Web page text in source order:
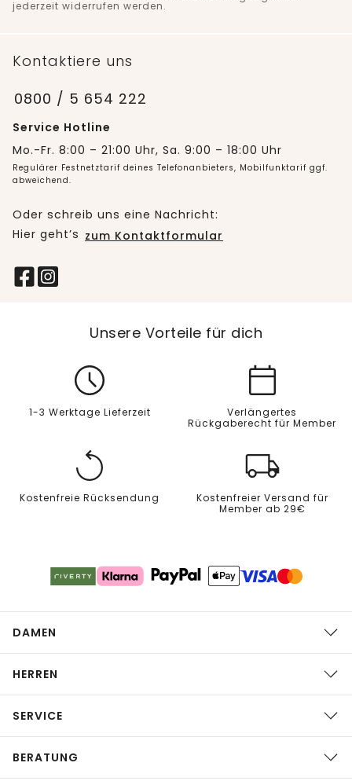
jederzeit widerrufen werden.
Kontaktiere uns
0800 / 5 654 222
Service Hotline
Mo.-Fr. 8:00 – 21:00 Uhr, Sa. 9:00 – 18:00 Uhr
Regulärer Festnetztarif deines Telefonanbieters, Mobilfunktarif ggf.
abweichend.
Oder schreib uns eine Nachricht:
Hier geht’s zum Kontaktformular
Unsere Vorteile für dich
1-3 Werktage Lieferzeit
Verlängertes
Rückgaberecht für Member
Kostenfreie Rücksendung
Kostenfreier Versand für
Member ab 29€
DAMEN
HERREN
SERVICE
BERATUNG